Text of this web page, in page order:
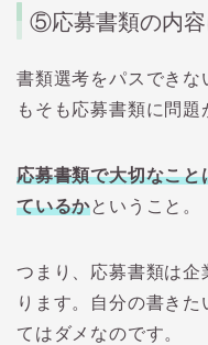
⑤応募書類の内
書類選考をパスできな
もそも応募書類に問題
応募書類で大切なこ
ているかということ。
つまり、応募書類は企
ります。自分の書き
てはダメなのです。